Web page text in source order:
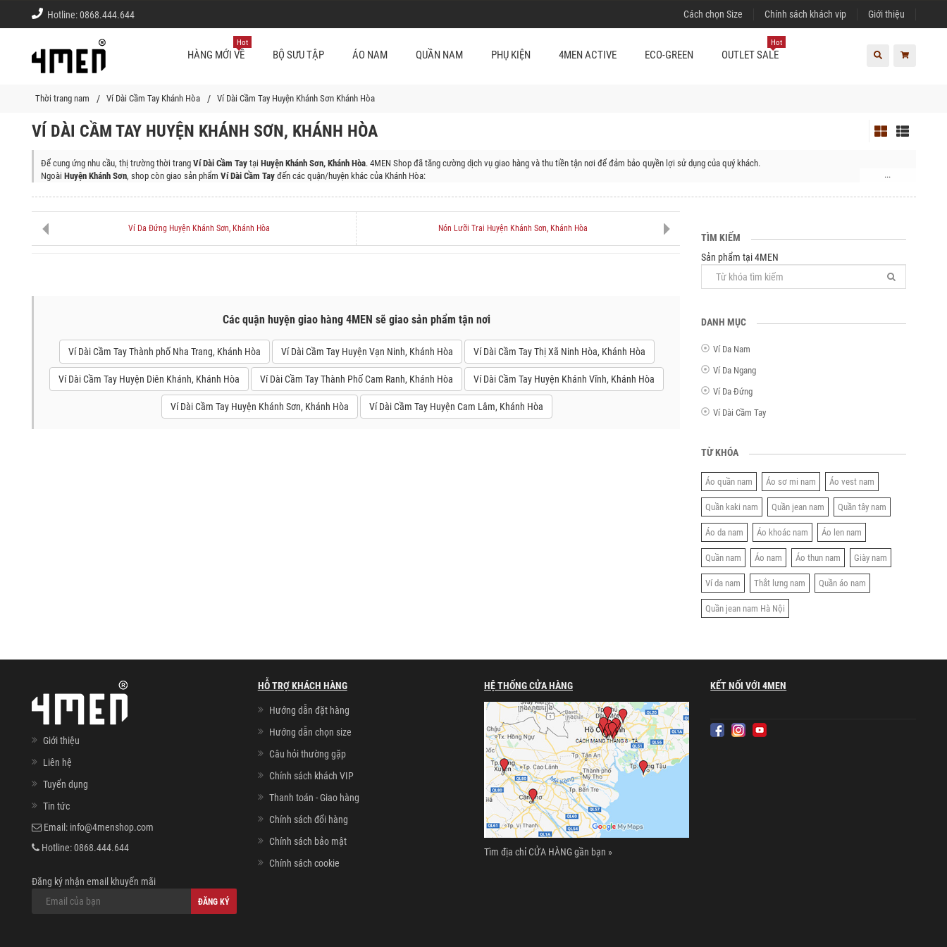
Hotline:0868.444.644 Cách chọn Size Chính sách khách vip Giới thiệu
HÀNG MỚI VỀ
Hot
BỘ SƯU TẬP ÁO NAM QUẦN NAM PHỤ KIỆN 4MEN ACTIVE ECO-GREEN OUTLET SALE
Hot
Thời trang nam Ví Dài Cầm Tay Khánh Hòa Ví Dài Cầm Tay Huyện Khánh Sơn Khánh Hòa
VÍ DÀI CẦM TAY HUYỆN KHÁNH SƠN, KHÁNH HÒA
Để cung ứng nhu cầu, thị trường thời trang Ví Dài Cầm Taytại Huyện Khánh Sơn, Khánh Hòa. 4MEN Shop đã tăng cường dịch vụ giao hàng và thu tiền tận nơi để đảm bảo quyền lợi sử dụng của quý khách.
Ngoài Huyện Khánh Sơn, shop còn giao sản phẩm Ví Dài Cầm Tayđến các quận/huyện khác của Khánh Hòa:
...
Ví Da Đứng Huyện Khánh Sơn, Khánh Hòa Nón Lưỡi Trai Huyện Khánh Sơn, Khánh Hòa
Các quận huyện giao hàng 4MEN sẽ giao sản phẩm tận nơi
Ví Dài Cầm Tay Thành phố Nha Trang, Khánh Hòa Ví Dài Cầm Tay Huyện Vạn Ninh, Khánh Hòa Ví Dài Cầm Tay Thị Xã Ninh Hòa, Khánh Hòa
Ví Dài Cầm Tay Huyện Diên Khánh, Khánh Hòa Ví Dài Cầm Tay Thành Phố Cam Ranh, Khánh Hòa Ví Dài Cầm Tay Huyện Khánh Vĩnh, Khánh Hòa
Ví Dài Cầm Tay Huyện Khánh Sơn, Khánh Hòa Ví Dài Cầm Tay Huyện Cam Lâm, Khánh Hòa
TÌM KIẾM
Sản phẩm tại 4MEN
DANH MỤC
Ví Da Nam
Ví Da Ngang
Ví Da Đứng
Ví Dài Cầm Tay
TỪ KHÓA
Áo quần nam Áo sơ mi nam Áo vest nam
Quần kaki nam Quần jean nam Quần tây nam
Áo da nam Áo khoác nam Áo len nam
Quần nam Áo nam Áo thun nam Giày nam
Ví da nam Thắt lưng nam Quần áo nam
Quần jean nam Hà Nội
Giới thiệu
Liên hệ
Tuyển dụng
Tin tức
Email: info@4menshop.com
Hotline:0868.444.644
Đăng ký nhận email khuyến mãi
ĐĂNG KÝ
HỖ TRỢ KHÁCH HÀNG
Hướng dẫn đặt hàng
Hướng dẫn chọn size
Câu hỏi thường gặp
Chính sách khách VIP
Thanh toán - Giao hàng
Chính sách đổi hàng
Chính sách bảo mật
Chính sách cookie
HỆ THỐNG CỬA HÀNG
Tìm địa chỉ CỬA HÀNG gần bạn »
KẾT NỐI VỚI 4MEN